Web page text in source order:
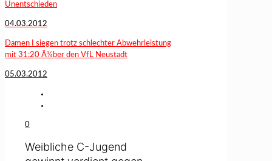
Unentschieden
04.03.2012
Damen I siegen trotz schlechter Abwehrleistung
mit 31:20 Ã¼ber den VfL Neustadt
05.03.2012
0
Weibliche C-Jugend